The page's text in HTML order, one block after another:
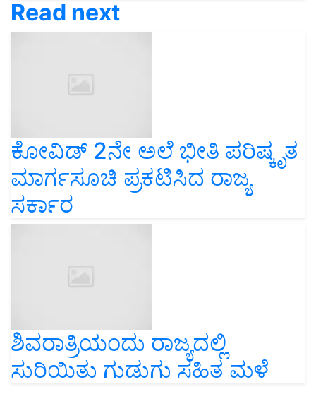
Read next
ಕೋವಿಡ್‌ 2ನೇ ಅಲೆ ಭೀತಿ ಪರಿಷ್ಕೃತ
ಮಾರ್ಗಸೂಚಿ ಪ್ರಕಟಿಸಿದ ರಾಜ್ಯ
ಸರ್ಕಾರ
ಶಿವರಾತ್ರಿಯಂದು ರಾಜ್ಯದಲ್ಲಿ
ಸುರಿಯಿತು ಗುಡುಗು ಸಹಿತ ಮಳೆ